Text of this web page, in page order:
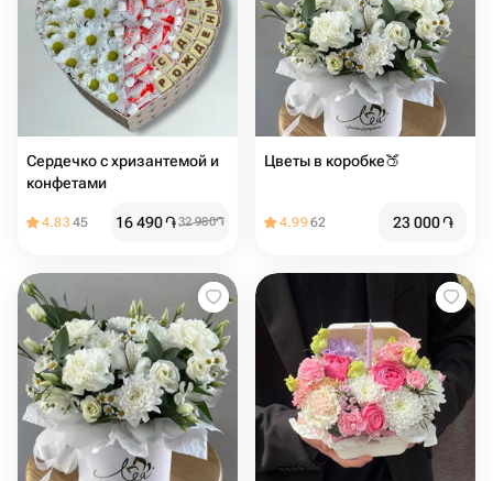
Сердечко с хризантемой и
конфетами
4.8345 16 490֏32 980֏
Цветы в коробке🍑
4.9962 23 000֏